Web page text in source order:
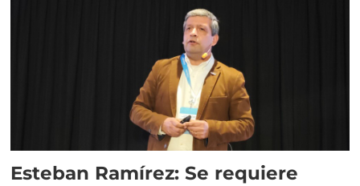
Esteban Ramírez: Se requiere